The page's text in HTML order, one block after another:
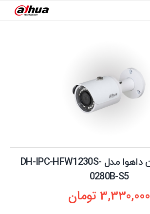
قیمت دوربین داهوا مدل DH-IPC-HFW1230S-
0280B-S5
3,330,000 تومان